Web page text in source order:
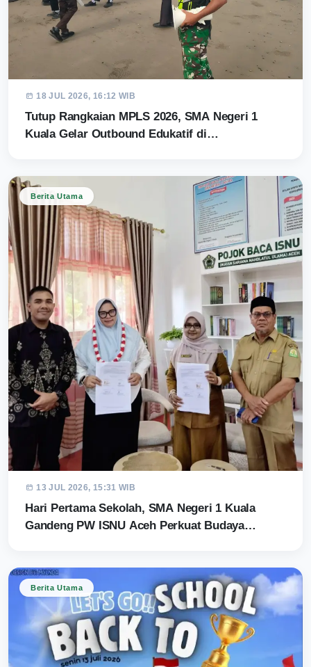
18 JUL 2026, 16:12 WIB
Tutup Rangkaian MPLS 2026, SMA Negeri 1
Kuala Gelar Outbound Edukatif di…
Berita Utama
13 JUL 2026, 15:31 WIB
Hari Pertama Sekolah, SMA Negeri 1 Kuala
Gandeng PW ISNU Aceh Perkuat Budaya…
Berita Utama